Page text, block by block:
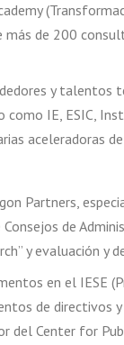
más de 200
y talentos
IE, ESIC,
aceleradoras
Partners,
de
y evaluación
en el IESE
de directivos
Center for